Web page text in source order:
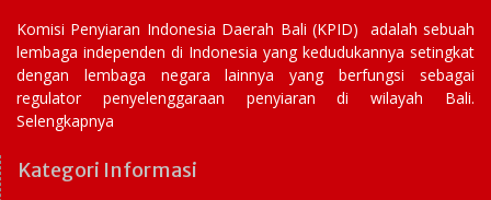
Komisi Penyiaran Indonesia Daerah Bali (KPID) adalah sebuah
lembaga independen di Indonesia yang kedudukannya setingkat
dengan lembaga negara lainnya yang berfungsi sebagai
regulator penyelenggaraan penyiaran di wilayah Bali.
Selengkapnya
Kategori Informasi